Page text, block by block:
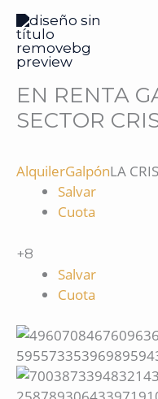
contenido
EN RENTA
SECTOR
AlquilerGalpónLA
Salvar
Cuota
+8
Salvar
Cuota